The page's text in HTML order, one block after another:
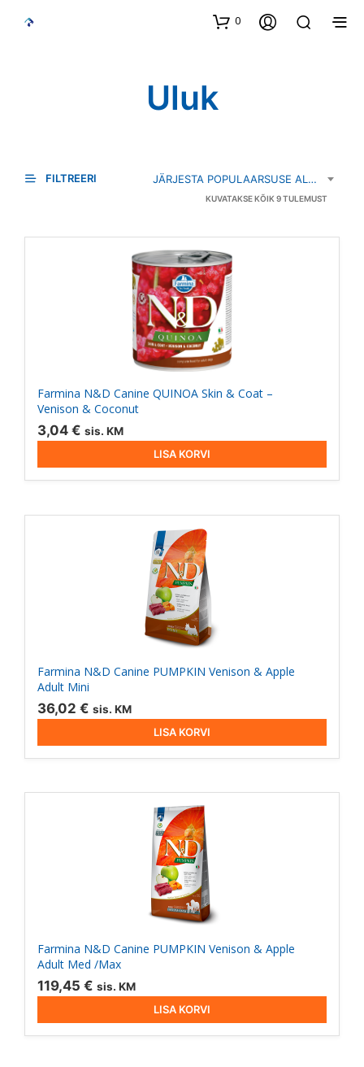
0
Uluk
FILTREERI JÄRJESTA POPULAARSUSE ALUSEL
KUVATAKSE KÕIK 9 TULEMUST
JÄRGI
Farmina N&D Canine QUINOA Skin & Coat –
Venison & Coconut
3,04 € sis. KM
LISA KORVI
Farmina N&D Canine PUMPKIN Venison & Apple
Adult Mini
36,02 € sis. KM
LISA KORVI
Farmina N&D Canine PUMPKIN Venison & Apple
Adult Med /Max
119,45 € sis. KM
LISA KORVI